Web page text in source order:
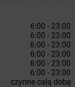
6:00 - 23:00
6:00 - 23:00
6:00 - 23:00
6:00 - 23:00
6:00 - 23:00
6:00 - 23:00
czynne całą dobę